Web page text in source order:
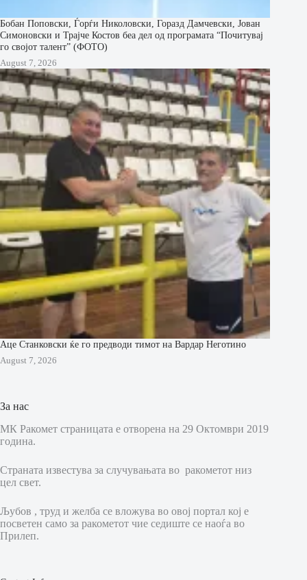
Бобан Поповски, Ѓорѓи Николовски, Горазд Дамчевски, Јован
Симоновски и Трајче Костов беа дел од програмата “Почитувај
го својот талент” (ФОТО)
August 7, 2026
Аце Станковски ќе го предводи тимот на Вардар Неготино
August 7, 2026
За нас
МК Ракомет страницата е отворена на 29 Октомври 2019
година.
Страната известува за случувањата во ракометот низ
цел свет.
Љубов , труд и желба се вложува во овој портал кој е
посветен само за ракометот чие седиште се наоѓа во
Прилеп.